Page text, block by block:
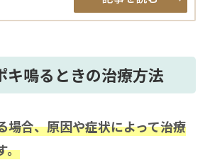
キ鳴るときの治療方法
場合、原因や症状によって治療
。